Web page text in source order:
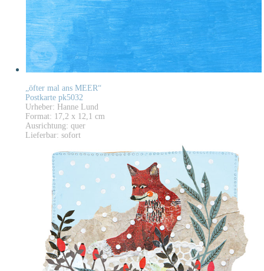
„öfter mal ans MEER“
Postkarte pk5032
Urheber: Hanne Lund
Format: 17,2 x 12,1 cm
Ausrichtung: quer
Lieferbar: sofort